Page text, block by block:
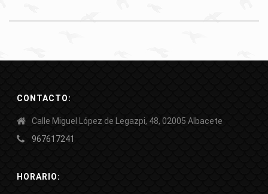
CONTACTO:
Calle Miguel López de Legazpi, 48, 02005 Albacete
967617241
HORARIO: